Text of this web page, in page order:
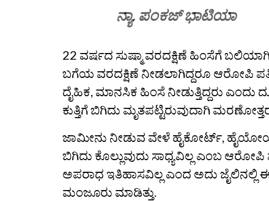
ನ್ಯಾ. ಪಂಕಜ್‌ ಭಾಟಿಯಾ
22 ವರ್ಷದ ಸುಷ್ಮಾ ವರದಕ್ಷಿಣೆ ಹಿಂಸೆಗೆ
ಬಗೆಯ ವರದಕ್ಷಿಣೆ ನೀಡಲಾಗಿದ್ದರೂ ಆರೋಪಿ
ದೈಹಿಕ, ಮಾನಸಿಕ ಹಿಂಸೆ ನೀಡುತ್ತಿದ್ದರು
ಕುತ್ತಿಗೆ ಬಿಗಿದು ಮೃತಪಟ್ಟಿರುವುದಾಗಿ
ಜಾಮೀನು ನೀಡುವ ವೇಳೆ ಹೈಕೋರ್ಟ್‌,
ಬಿಗಿದು ಕೊಲ್ಲುವುದು ಸಾಧ್ಯವಿಲ್ಲ ಎಂಬ
ಅಪರಾಧ ಇತಿಹಾಸವಿಲ್ಲ ಎಂದ ಅದು ಜೈಲಿನಲ್ಲಿ
ಮಂಜೂರು ಮಾಡಿತ್ತು.